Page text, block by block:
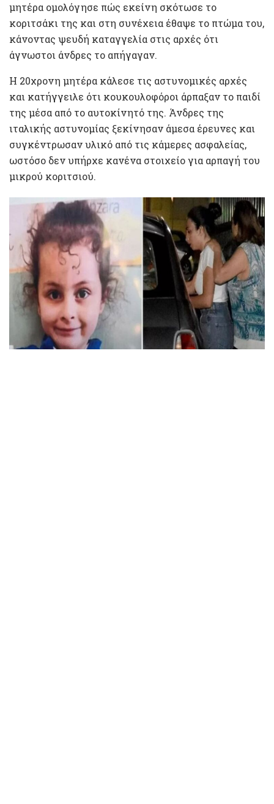
μητέρα ομολόγησε πώς εκείνη σκότωσε το
κοριτσάκι της και στη συνέχεια έθαψε το πτώμα του,
κάνοντας ψευδή καταγγελία στις αρχές ότι
άγνωστοι άνδρες το απήγαγαν.
Η 20χρονη μητέρα κάλεσε τις αστυνομικές αρχές
και κατήγγειλε ότι κουκουλοφόροι άρπαξαν το παιδί
της μέσα από το αυτοκίνητό της. Άνδρες της
ιταλικής αστυνομίας ξεκίνησαν άμεσα έρευνες και
συγκέντρωσαν υλικό από τις κάμερες ασφαλείας,
ωστόσο δεν υπήρχε κανένα στοιχείο για αρπαγή του
μικρού κοριτσιού.